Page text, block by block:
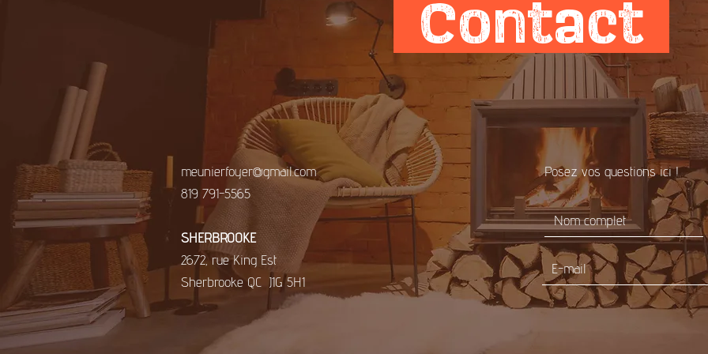
Contact
meunierfoyer@gmail.com
819 791-5565
​SHERBROOKE
2672, rue King Est
Sherbrooke QC J1G 5H1
Posez vos questions ici !